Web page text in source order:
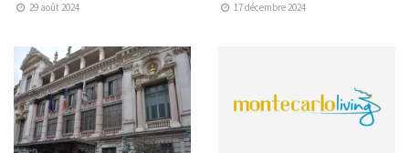
29 août 2024 17 décembre 2024